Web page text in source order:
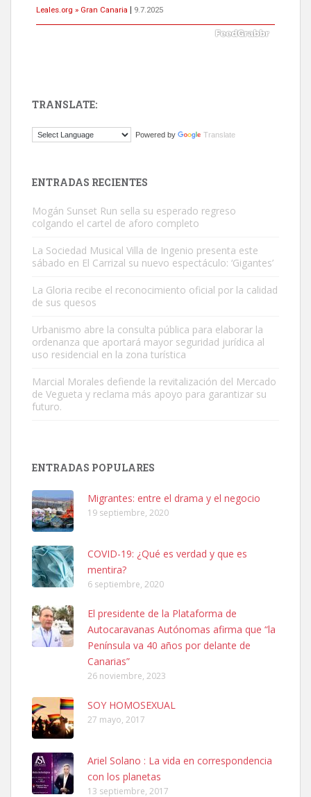
Leales.org » Gran Canaria
9.7.2025
Este gato macho ha aparecido en la calle hace menos de un mes,
Busco adopción responsable para mi perra. Pastor alemán,
Leales.org » Gran Canaria | 6.7.2025
Leales.org » Gran Canaria
Ninfa perdida
El día 5 se los perdió una ninfa papillera, asustada tiene miedo a la
calle, se perdió por la zon...
Leales.org » Gran Canaria
6.7.2025
Adopcion
Busco casa de acogida para mi perrita ya que por temas de trabajo
TRANSLATE:
Powered by Translate
ENTRADAS RECIENTES
Mogán Sunset Run sella su esperado regreso
colgando el cartel de aforo completo
La Sociedad Musical Villa de Ingenio presenta este
sábado en El Carrizal su nuevo espectáculo: ‘Gigantes’
La Gloria recibe el reconocimiento oficial por la calidad
de sus quesos
Urbanismo abre la consulta pública para elaborar la
ordenanza que aportará mayor seguridad jurídica al
uso residencial en la zona turística
Marcial Morales defiende la revitalización del Mercado
de Vegueta y reclama más apoyo para garantizar su
futuro.
ENTRADAS POPULARES
Migrantes: entre el drama y el negocio
19 septiembre, 2020
COVID-19: ¿Qué es verdad y que es
mentira?
6 septiembre, 2020
El presidente de la Plataforma de
Autocaravanas Autónomas afirma que “la
Península va 40 años por delante de
Canarias”
26 noviembre, 2023
SOY HOMOSEXUAL
27 mayo, 2017
Ariel Solano : La vida en correspondencia
con los planetas
13 septiembre, 2017